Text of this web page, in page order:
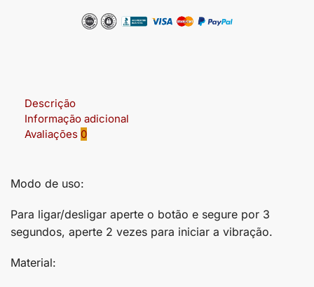
Descrição
Informação adicional
Avaliações 0
Modo de uso:
Para ligar/desligar aperte o botão e segure por 3
segundos, aperte 2 vezes para iniciar a vibração.
Material: